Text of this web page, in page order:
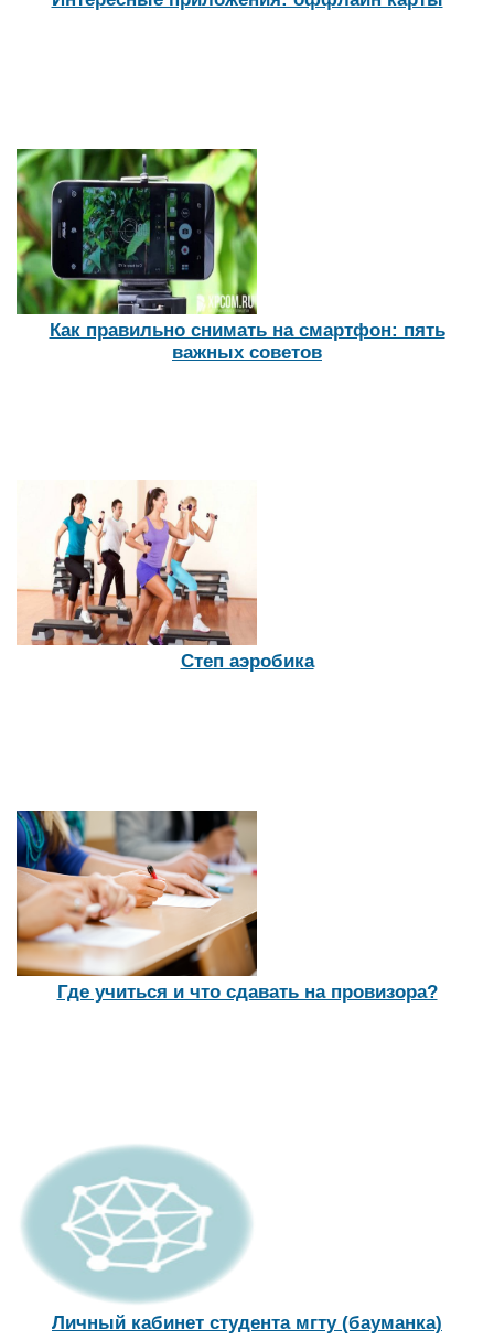
Как правильно снимать на смартфон: пять
важных советов
Степ аэробика
Где учиться и что сдавать на провизора?
Личный кабинет студента мгту (бауманка)